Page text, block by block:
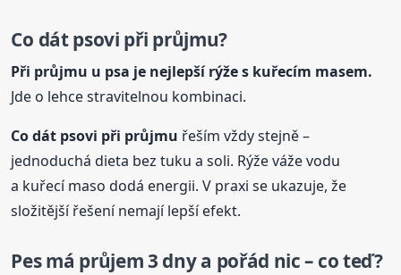
Co dát psovi při průjmu?
Při průjmu u psa je nejlepší rýže s kuřecím masem.
Jde o lehce stravitelnou kombinaci.
Co dát psovi při průjmu řeším vždy stejně –
jednoduchá dieta bez tuku a soli. Rýže váže vodu
a kuřecí maso dodá energii. V praxi se ukazuje, že
složitější řešení nemají lepší efekt.
Pes má průjem 3 dny a pořád nic – co teď?